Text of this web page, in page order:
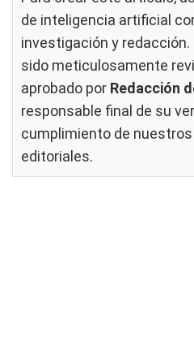
de inteligencia artificial
investigación y
sido meticulosamente
aprobado por Redacción
responsable final de su
cumplimiento de nuestros
editoriales.